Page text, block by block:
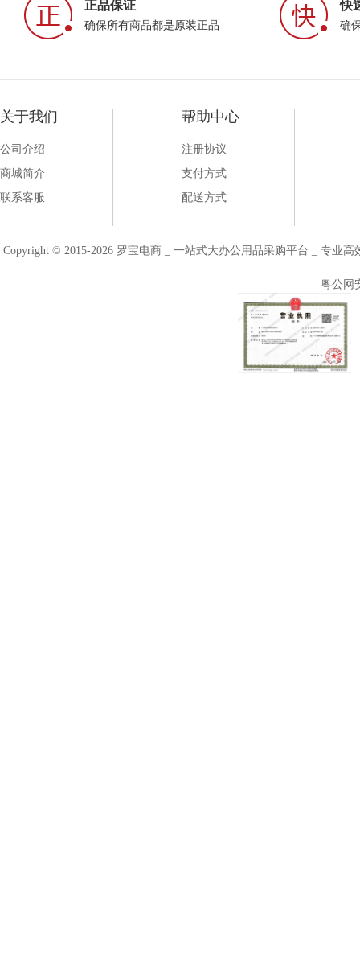
正品保证
确保所有商品都是原装正品
快
确
关于我们
公司介绍
商城简介
联系客服
帮助中心
注册协议
支付方式
配送方式
Copyright © 2015-2026 罗宝电商 _ 一站式大办公用品采购平台 _ 专业
粤公网